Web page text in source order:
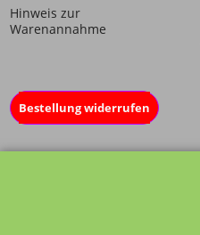
Hinweis zur
Warenannahme
Bestellung widerrufen